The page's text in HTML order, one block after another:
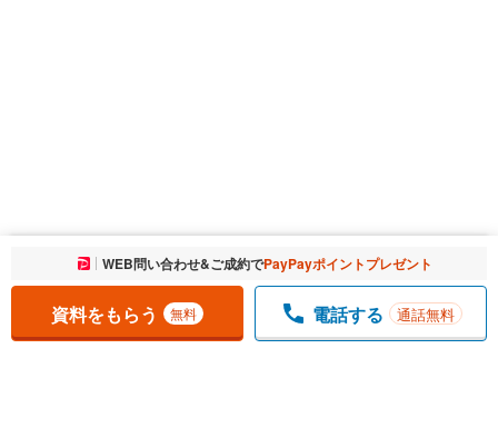
お気に入りに追加しました。 一覧を開く
WEB問い合わせ&ご成約でPayPayポイントプレゼント
資料をもらう 無料 電話する 通話無料